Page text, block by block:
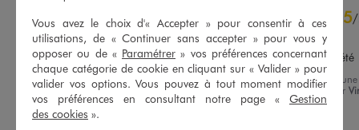
4.9/ 5
Basé sur21 avis soumis à un
contrôle
Voir tous les avis sur ce site
5/
Avis vérifié et récompensé
robe légère adapté pour l'été
Avis du 30/07/2026
, suite à une
expérience du16/07/2026 par
B.
Vous avez le choix d'« Accepter » pour consentir à ces
utilisations, de « Continuer sans accepter » pour vous y
opposer ou de « Paramétrer » vos préférences concernant
chaque catégorie de cookie en cliquant sur « Valider » pour
valider vos options. Vous pouvez à tout moment modifier
vos préférences en consultant notre page « Gestion
des cookies ».